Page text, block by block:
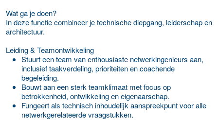
Wat ga je doen?
In deze functie combineer je technische diepgang, leiderschap en
architectuur.
Leiding & Teamontwikkeling
Stuurt een team van enthousiaste netwerkingenieurs aan,
inclusief taakverdeling, prioriteiten en coachende
begeleiding.
Bouwt aan een sterk teamklimaat met focus op
betrokkenheid, ontwikkeling en eigenaarschap.
Fungeert als technisch inhoudelijk aanspreekpunt voor alle
netwerkgerelateerde vraagstukken.